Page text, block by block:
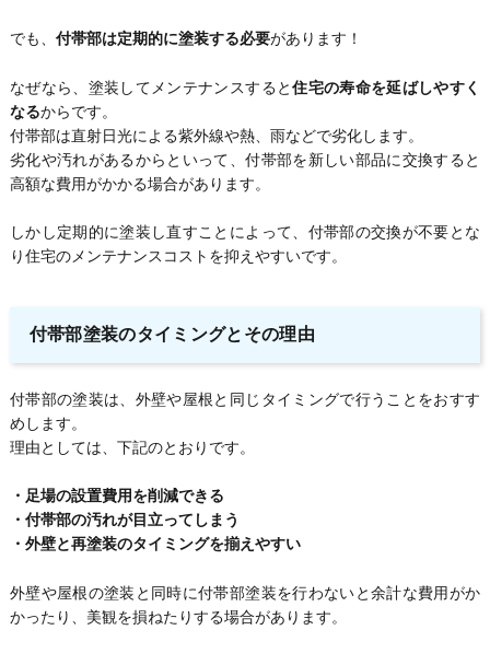
でも、 付帯部は定期的に塗装する必要があります！
なぜなら、塗装してメンテナンスすると住宅の寿命を延ばしやすく
なるからです。
付帯部は直射日光による紫外線や熱、雨などで劣化します。
劣化や汚れがあるからといって、付帯部を新しい部品に交換すると
高額な費用がかかる場合があります。
しかし定期的に塗装し直すことによって、付帯部の交換が不要とな
り住宅のメンテナンスコストを抑えやすいです。
付帯部塗装のタイミングとその理由
付帯部の塗装は、外壁や屋根と同じタイミングで行うことをおすす
めします。
理由としては、下記のとおりです。
・足場の設置費用を削減できる
・付帯部の汚れが目立ってしまう
・外壁と再塗装のタイミングを揃えやすい
外壁や屋根の塗装と同時に付帯部塗装を行わないと余計な費用がか
かったり、美観を損ねたりする場合があります。